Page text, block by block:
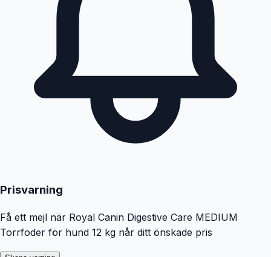
Prisvarning
Få ett mejl när Royal Canin Digestive Care MEDIUM
Torrfoder för hund 12 kg når ditt önskade pris